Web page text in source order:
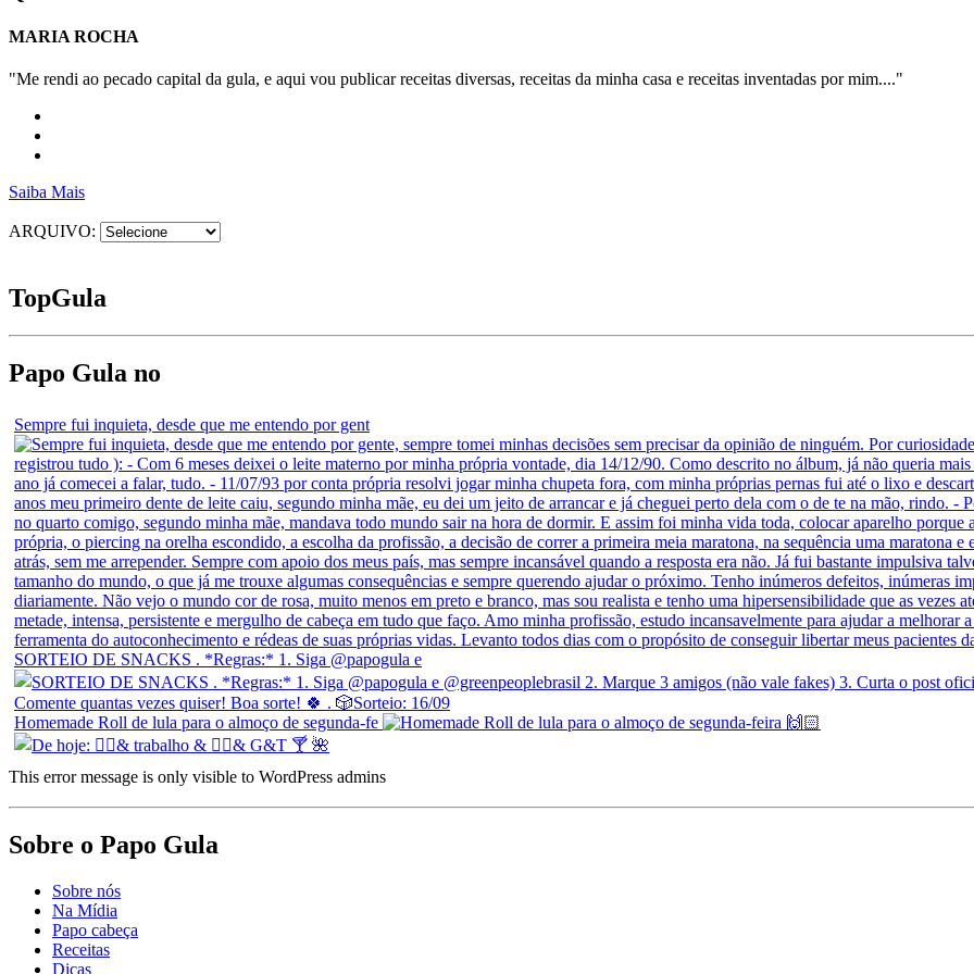
MARIA ROCHA
"Me rendi ao pecado capital da gula, e aqui vou publicar receitas diversas, receitas da minha casa e receitas inventadas por mim...."
Saiba Mais
ARQUIVO:
TopGula
Papo Gula no
Sempre fui inquieta, desde que me entendo por gent
SORTEIO DE SNACKS . *Regras:* 1. Siga @papogula e
Homemade Roll de lula para o almoço de segunda-fe
This error message is only visible to WordPress admins
Sobre o Papo Gula
Sobre nós
Na Mídia
Papo cabeça
Receitas
Dicas